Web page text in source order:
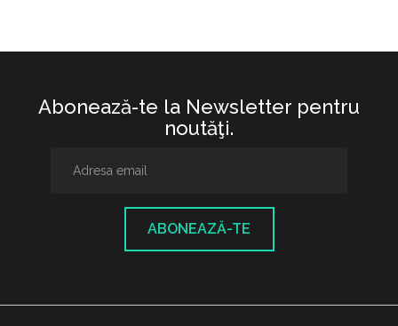
Abonează-te la Newsletter pentru
noutăţi.
ABONEAZĂ-TE